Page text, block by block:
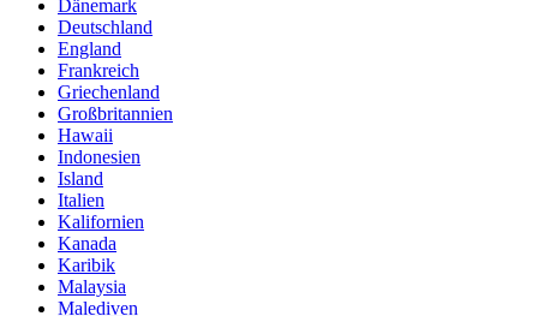
Dänemark
Deutschland
England
Frankreich
Griechenland
Großbritannien
Hawaii
Indonesien
Island
Italien
Kalifornien
Kanada
Karibik
Malaysia
Malediven